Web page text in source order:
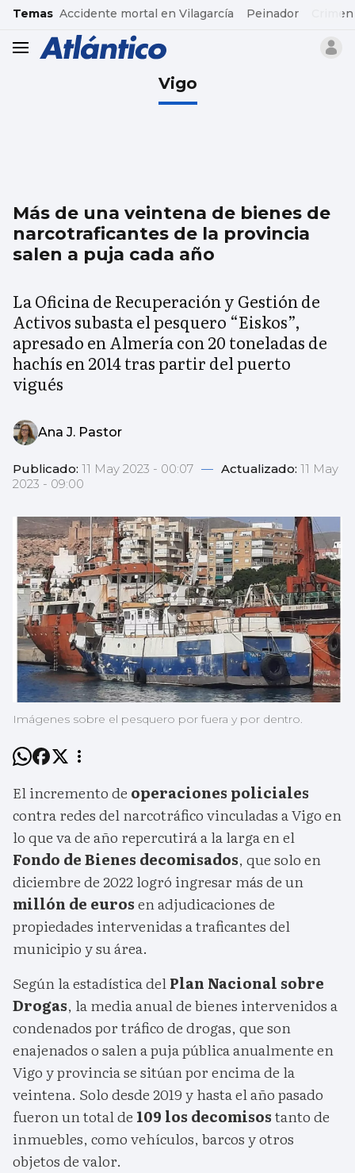
common.go-to-content
Temas Accidente mortal en Vilagarcía Peinador
header.menu.open
Vigo
Más de una veintena de bienes de
narcotraficantes de la provincia
salen a puja cada año
La Oficina de Recuperación y Gestión de
Activos subasta el pesquero “Eiskos”,
apresado en Almería con 20 toneladas de
hachís en 2014 tras partir del puerto
vigués
Ana J. Pastor
Publicado: 11 May 2023 - 00:07 — Actualizado: 11 May
2023 - 09:00
Imágenes sobre el pesquero por fuera y por dentro.
El incremento de operaciones policiales
contra redes del narcotráfico vinculadas a Vigo en
lo que va de año repercutirá a la larga en el
Fondo de Bienes decomisados, que solo en
diciembre de 2022 logró ingresar más de un
millón de eurosen adjudicaciones de
propiedades intervenidas a traficantes del
municipio y su área.
Según la estadística delPlan Nacional sobre
Drogas, la media anual de bienes intervenidos a
condenados por tráfico de drogas, que son
enajenados o salen a puja pública anualmente en
Vigo y provincia se sitúan por encima de la
veintena. Solo desde 2019 y hasta el año pasado
fueron un total de 109 los decomisostanto de
inmuebles, como vehículos, barcos y otros
objetos de valor.